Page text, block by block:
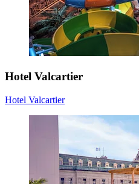
Hotel Valcartier
Hotel Valcartier